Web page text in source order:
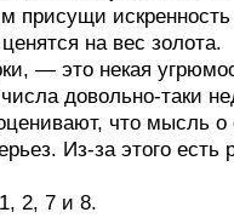
присущи
на вес золота.
— это некая
довольно-таки
что мысль о
Из-за этого есть
2, 7 и 8.